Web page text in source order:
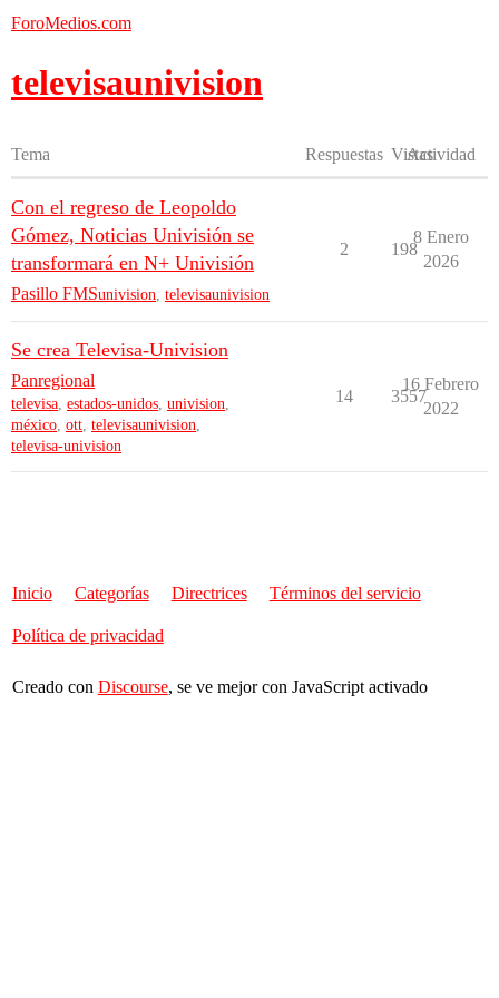
ForoMedios.com
televisaunivision
Tema Respuestas Vistas
Actividad
Con el regreso de Leopoldo
Gómez, Noticias Univisión se
transformará en N+ Univisión
Pasillo FMSunivision televisaunivision
2 198
8 Enero
2026
Se crea Televisa-Univision
Panregional
televisa, estados-unidos, univision,
méxico, ott, televisaunivision,
televisa-univision
14 3557
16 Febrero
2022
Inicio Categorías Directrices Términos del servicio
Política de privacidad
Creado con Discourse, se ve mejor con JavaScript activado